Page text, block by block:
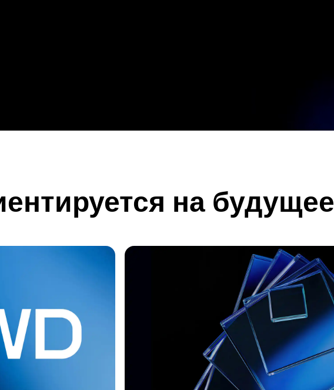
на будущее